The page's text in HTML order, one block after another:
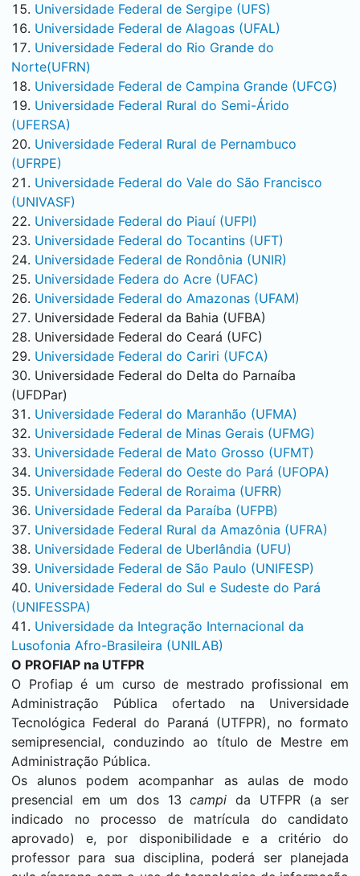
Universidade Federal de Sergipe (UFS)
Universidade Federal de Alagoas (UFAL)
Universidade Federal do Rio Grande do
Norte(UFRN)
Universidade Federal de Campina Grande (UFCG)
Universidade Federal Rural do Semi-Árido
(UFERSA)
Universidade Federal Rural de Pernambuco
(UFRPE)
Universidade Federal do Vale do São Francisco
(UNIVASF)
Universidade Federal do Piauí (UFPI)
Universidade Federal do Tocantins (UFT)
Universidade Federal de Rondônia (UNIR)
Universidade Federa do Acre (UFAC)
Universidade Federal do Amazonas (UFAM)
Universidade Federal da Bahia (UFBA)
Universidade Federal do Ceará (UFC)
Universidade Federal do Cariri (UFCA)
Universidade Federal do Delta do Parnaíba
(UFDPar)
Universidade Federal do Maranhão (UFMA)
Universidade Federal de Minas Gerais (UFMG)
Universidade Federal de Mato Grosso (UFMT)
Universidade Federal do Oeste do Pará (UFOPA)
Universidade Federal de Roraima (UFRR)
Universidade Federal da Paraíba (UFPB)
Universidade Federal Rural da Amazônia (UFRA)
Universidade Federal de Uberlândia (UFU)
Universidade Federal de São Paulo (UNIFESP)
Universidade Federal do Sul e Sudeste do Pará
(UNIFESSPA)
Universidade da Integração Internacional da
Lusofonia Afro-Brasileira (UNILAB)
O PROFIAP na UTFPR
O Profiap é um curso de mestrado profissional em
Administração Pública ofertado na Universidade
Tecnológica Federal do Paraná (UTFPR), no formato
semipresencial, conduzindo ao título de Mestre em
Administração Pública.
Os alunos podem acompanhar as aulas de modo
presencial em um dos 13campi da UTFPR (a ser
indicado no processo de matrícula do candidato
aprovado) e, por disponibilidade e a critério do
professor para sua disciplina, poderá ser planejada